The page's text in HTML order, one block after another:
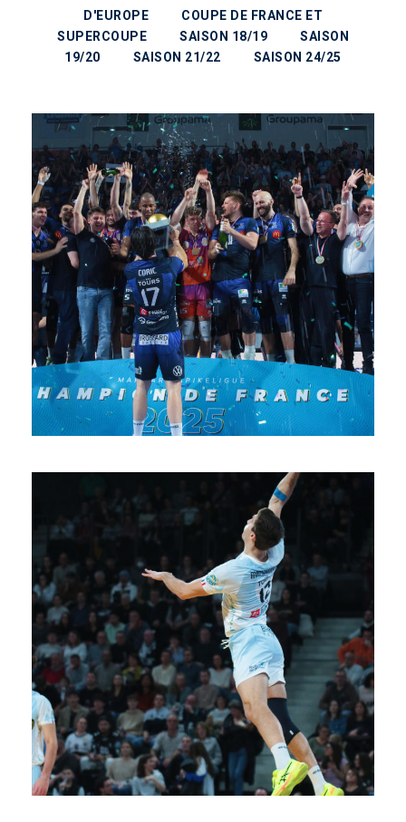
D'EUROPE
COUPE DE FRANCE ET
SUPERCOUPE
SAISON 18/19
SAISON
19/20
SAISON 21/22 SAISON 24/25